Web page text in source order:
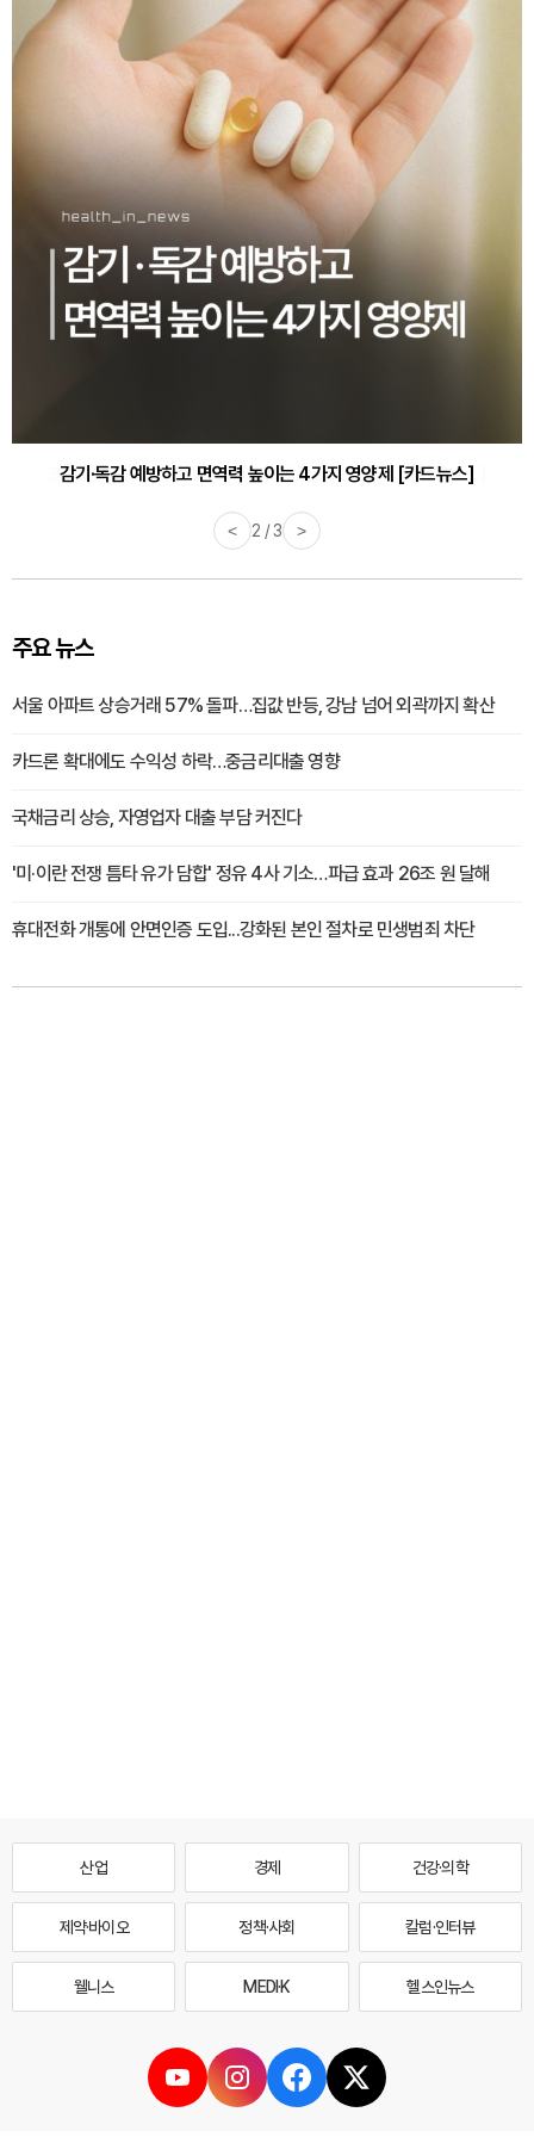
감기·독감 예방하고 면역력 높이는 4가지 영양제 [카드뉴스]
< 3 / 3 >
주요 뉴스
서울 아파트 상승거래 57% 돌파…집값 반등, 강남 넘어 외곽까지 확산
카드론 확대에도 수익성 하락…중금리대출 영향
국채금리 상승, 자영업자 대출 부담 커진다
'미·이란 전쟁 틈타 유가 담합' 정유 4사 기소…파급 효과 26조 원 달해
휴대전화 개통에 안면인증 도입...강화된 본인 절차로 민생범죄 차단
산업 경제 건강·의학
제약·바이오 정책·사회 칼럼·인터뷰
웰니스 MEDI·K 헬스인뉴스